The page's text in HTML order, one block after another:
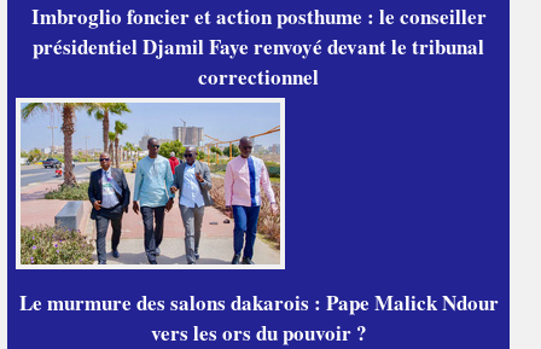
Imbroglio foncier et action posthume : le conseiller
présidentiel Djamil Faye renvoyé devant le tribunal
correctionnel
Le murmure des salons dakarois : Pape Malick Ndour
vers les ors du pouvoir ?